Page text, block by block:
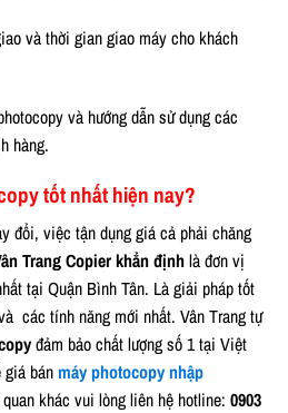
và thời gian giao máy cho khách
và hướng dẫn sử dụng các
hàng.
tốt nhất hiện nay?
đổi, việc tận dụng giá cả phải chăng
Trang Copier khẳn địnhlà đơn vị
tại Quận Bình Tân. Là giải pháp tốt
các tính năng mới nhất. Vân Trang tự
đảm bảo chất lượng số 1 tại Việt
bánmáy photocopy nhập
khác vui lòng liên hệ hotline: 0903